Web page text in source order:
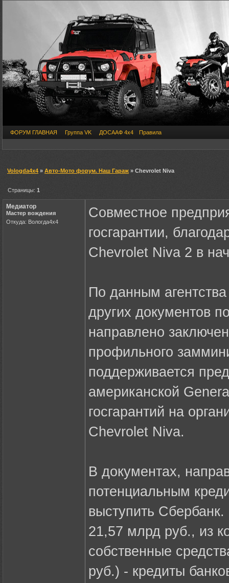
ФОРУМ ГЛАВНАЯ Группа VK ДОСААФ 4х4 Правила
Vologda4x4 » Авто-Мото форум. Наш Гараж » Chevrolet Niva
Страницы:1
Медиатор
Мастер вождения
Откуда: Вологда4х4
Совместное
госгарантии,
Chevrolet Niva 2 в
По данным
других документов
направлено
профильного
поддерживается
американской
госгарантий на
Chevrolet Niva.
В документах,
потенциальным
выступить
21,57 млрд руб., из
собственные
руб.) - кредиты